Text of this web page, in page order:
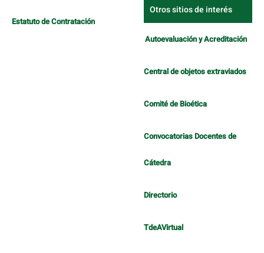
Estatuto de Contratación
Otros sitios de interés
Autoevaluación y Acreditación
Central de objetos extraviados
Comité de Bioética
Convocatorias Docentes de
Cátedra
Directorio
TdeAVirtual